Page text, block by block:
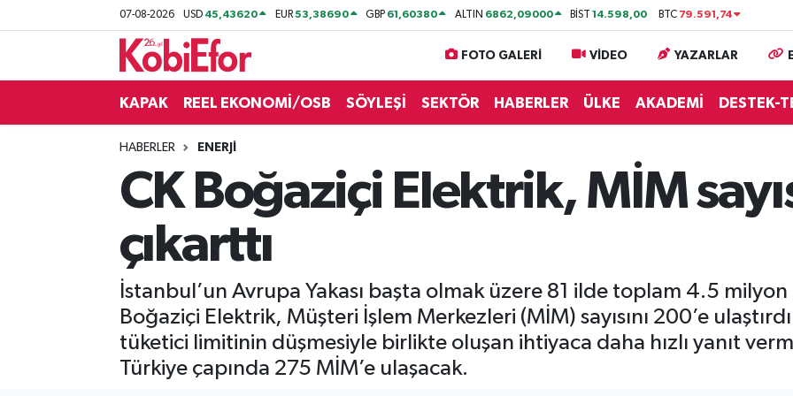
07-08-2026 USD 45,43620 EUR53,38690 GBP 61,60380 ALTIN 6862,09000 BİST14.598,00 BTC 79.591,74
FOTO GALERİ VİDEO YAZARLAR
KAPAK REEL EKONOMİ/OSB SÖYLEŞİ SEKTÖR HABERLER ÜLKE AKADEMİ DESTEK-
HABERLER ENERJİ
CK Boğaziçi Elektrik, MİM
çıkarttı
İstanbul’un Avrupa Yakası başta olmak üzere 81 ilde toplam 4.5
Boğaziçi Elektrik, Müşteri İşlem Merkezleri (MİM) sayısını 200’e
tüketici limitinin düşmesiyle birlikte oluşan ihtiyaca daha hızlı yanıt
Türkiye çapında 275 MİM’e ulaşacak.
BİLİŞİM PANO